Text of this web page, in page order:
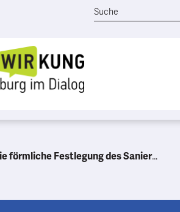
des Sanierungsgebietes „Wolfsburg- Westhagen“